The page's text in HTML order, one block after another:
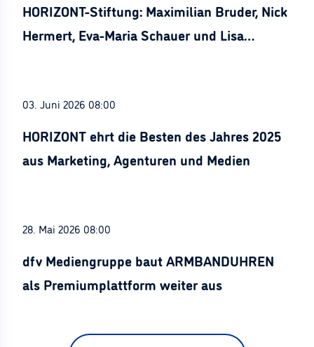
HORIZONT-Stiftung: Maximilian Bruder, Nick
Hermert, Eva-Maria Schauer und Lisa
03. Juni 2026 08:00
HORIZONT ehrt die Besten des Jahres 2025
aus Marketing, Agenturen und Medien
28. Mai 2026 08:00
dfv Mediengruppe baut ARMBANDUHREN
als Premiumplattform weiter aus